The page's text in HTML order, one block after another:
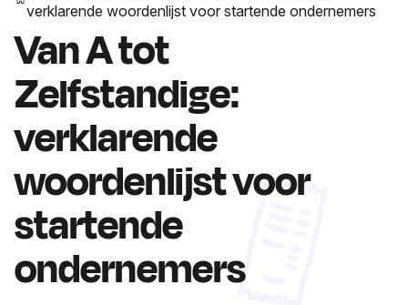
verklarende woordenlijst voor startende ondernemers
Van A tot
Zelfstandige:
verklarende
woordenlijst voor
startende
ondernemers